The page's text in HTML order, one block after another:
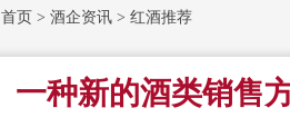
首页 > 酒企资讯 > 红酒推荐
一种新的酒类销售